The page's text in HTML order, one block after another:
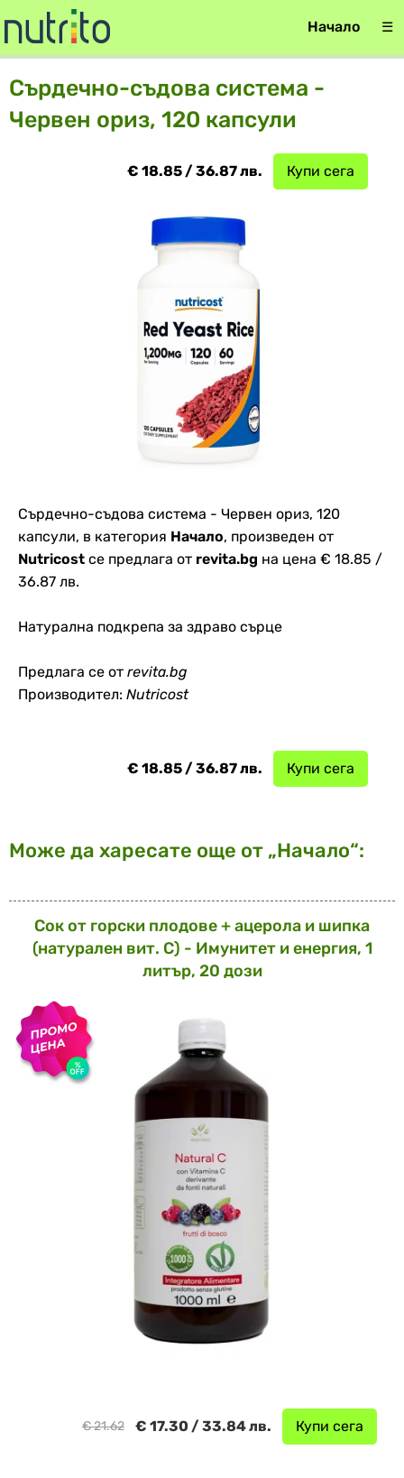
Начало ☰
Сърдечно-съдова система -
Червен ориз, 120 капсули
Купи сега
€ 18.85 / 36.87 лв.
Сърдечно-съдова система - Червен ориз, 120
капсули, в категория Начало, произведен от
Nutricost се предлага от revita.bg на цена € 18.85 /
36.87 лв.
Натурална подкрепа за здраво сърце
Предлага се от revita.bg
Производител: Nutricost
Купи сега
€ 18.85 / 36.87 лв.
Може да харесате още от „Начало“:
Сок от горски плодове + ацерола и шипка
(натурален вит. С) - Имунитет и енергия, 1
литър, 20 дози
Купи сега
€ 17.30 / 33.84 лв.
€ 21.62